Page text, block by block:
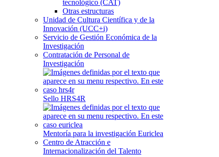
tecnológico (CAT)
Otras estructuras
Unidad de Cultura Científica y de la
Innovación (UCC+i)
Servicio de Gestión Económica de la
Investigación
Contratación de Personal de
Investigación
Sello HRS4R
Mentoría para la investigación Euriclea
Centro de Atracción e
Internacionalización del Talento